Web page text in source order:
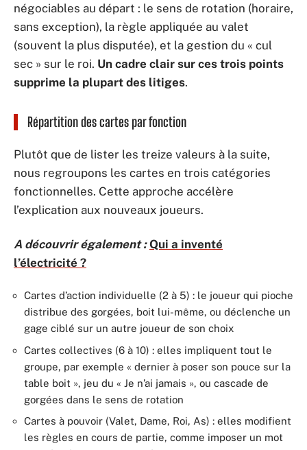
négociables au départ : le sens de rotation (horaire,
sans exception), la règle appliquée au valet
(souvent la plus disputée), et la gestion du « cul
sec » sur le roi. Un cadre clair sur ces trois points
supprime la plupart des litiges.
Répartition des cartes par fonction
Plutôt que de lister les treize valeurs à la suite,
nous regroupons les cartes en trois catégories
fonctionnelles. Cette approche accélère
l’explication aux nouveaux joueurs.
A découvrir également : Qui a inventé
l’électricité ?
Cartes d’action individuelle (2 à 5) : le joueur qui pioche
distribue des gorgées, boit lui-même, ou déclenche un
gage ciblé sur un autre joueur de son choix
Cartes collectives (6 à 10) : elles impliquent tout le
groupe, par exemple « dernier à poser son pouce sur la
table boit », jeu du « Je n’ai jamais », ou cascade de
gorgées dans le sens de rotation
Cartes à pouvoir (Valet, Dame, Roi, As) : elles modifient
les règles en cours de partie, comme imposer un mot